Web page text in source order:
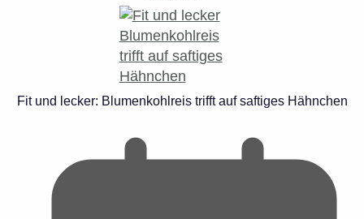
Fit und lecker: Blumenkohlreis trifft auf saftiges Hähnchen